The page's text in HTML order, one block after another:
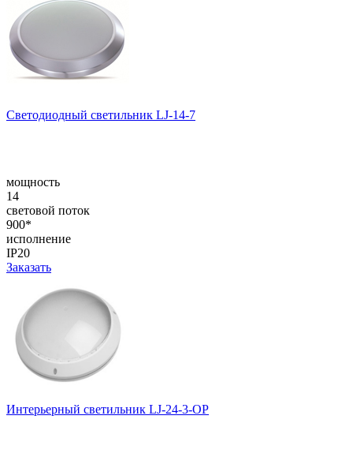
Светодиодный светильник LJ-14-7
мощность
14
световой поток
900*
исполнение
IP20
Заказать
Интерьерный светильник LJ-24-3-OP